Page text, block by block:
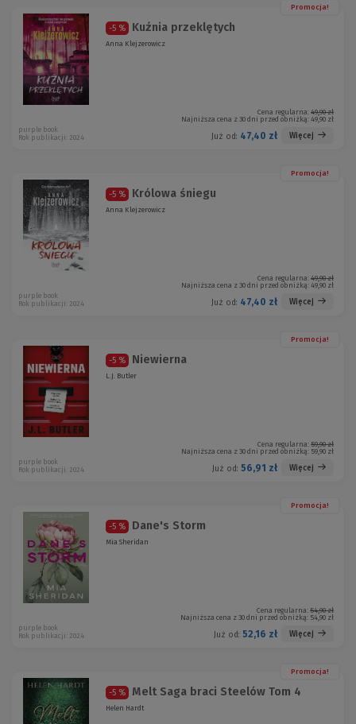
Promocja!
-5 % Kuźnia przeklętych
Anna Klejzerowicz
Cena regularna: 49,90 zł
Najniższa cena z 30 dni przed obniżką: 49,90 zł
Już od: 47,40 zł Więcej
purple book
Rok publikacji: 2024
Promocja!
-5 % Królowa śniegu
Anna Klejzerowicz
Cena regularna: 49,90 zł
Najniższa cena z 30 dni przed obniżką: 49,90 zł
Już od: 47,40 zł Więcej
purple book
Rok publikacji: 2024
Promocja!
-5 % Niewierna
L.J. Butler
Cena regularna: 59,90 zł
Najniższa cena z 30 dni przed obniżką: 59,90 zł
Już od: 56,91 zł Więcej
purple book
Rok publikacji: 2024
Promocja!
-5 % Dane's Storm
Mia Sheridan
Cena regularna: 54,90 zł
Najniższa cena z 30 dni przed obniżką: 54,90 zł
Już od: 52,16 zł Więcej
purple book
Rok publikacji: 2024
Promocja!
-5 % Melt Saga braci Steelów Tom 4
Helen Hardt